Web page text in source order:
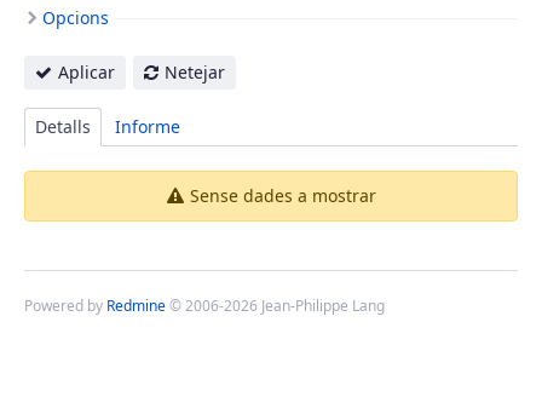
Opcions
Aplicar Netejar
Detalls Informe
Sense dades a mostrar
Powered by Redmine© 2006-2026 Jean-Philippe Lang